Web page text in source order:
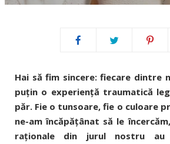
Hai să fim sincere: fiecare dintre
puţin o experienţă traumatică
păr. Fie o tunsoare, fie o culoare
ne-am încăpăţânat să le
raţionale din jurul nostru